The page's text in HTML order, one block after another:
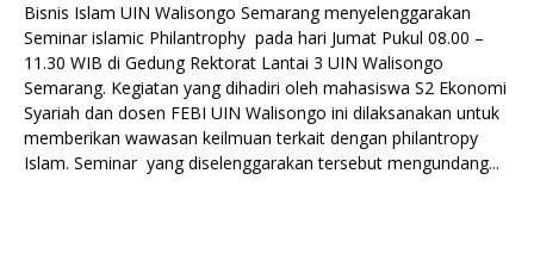
Bisnis Islam UIN Walisongo Semarang menyelenggarakan
Seminar islamic Philantrophy pada hari Jumat Pukul 08.00 –
11.30 WIB di Gedung Rektorat Lantai 3 UIN Walisongo
Semarang. Kegiatan yang dihadiri oleh mahasiswa S2 Ekonomi
Syariah dan dosen FEBI UIN Walisongo ini dilaksanakan untuk
memberikan wawasan keilmuan terkait dengan philantropy
Islam. Seminar yang diselenggarakan tersebut mengundang...